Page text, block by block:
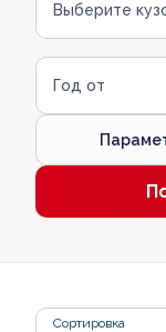
Выберите
Год от
Сортировка